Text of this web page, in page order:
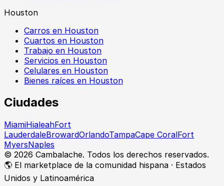
Houston
Carros en Houston
Cuartos en Houston
Trabajo en Houston
Servicios en Houston
Celulares en Houston
Bienes raíces en Houston
Ciudades
MiamiHialeahFort
LauderdaleBrowardOrlandoTampaCape CoralFort
MyersNaples
© 2026 Cambalache. Todos los derechos reservados.
🌎 El marketplace de la comunidad hispana · Estados
Unidos y Latinoamérica